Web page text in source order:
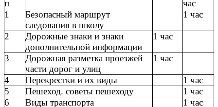
п
час
1
Безопасный маршрут
следования в школу
1 час
2
Дорожные знаки и знаки
дополнительной информации
1 час
3
Дорожная разметка проезжей
части дорог и улиц
1 час
4 Перекрестки и их виды
1 час
5
Пешеход. советы пешеходу
1 час
6
Виды транспорта
1 час